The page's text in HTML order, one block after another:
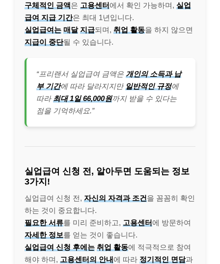
구체적인 금액은 고용센터에서 확인 가능하며, 실업
급여 지급 기간은 최대 1년입니다.
실업급여는 매달 지급되며, 취업 활동을 하지 않으면
지급이 중단될 수 있습니다.
“프리랜서 실업급여 금액은 개인의 소득과 납
부 기간에 따라 달라지지만 일반적인 규정에
따라 최대 1일 66,000원까지 받을 수 있다는
점을 기억하세요.”
실업급여 신청 전, 알아두면 도움되는 정보
3가지!
실업급여 신청 전, 자신의 자격과 조건을 꼼꼼히 확인
하는 것이 중요합니다.
필요한 서류를 미리 준비하고, 고용센터에 방문하여
자세한 정보를 얻는 것이 좋습니다.
실업급여 신청 후에는 취업 활동에 적극적으로 참여
해야 하며, 고용센터의 안내에 따라 정기적인 면담과